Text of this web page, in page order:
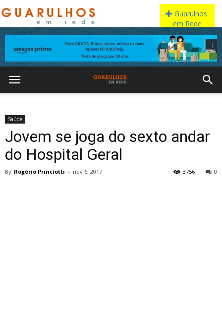
Saúde
Jovem se joga do sexto andar
do Hospital Geral
By Rogério Princiotti - nov 6, 2017 0
3756